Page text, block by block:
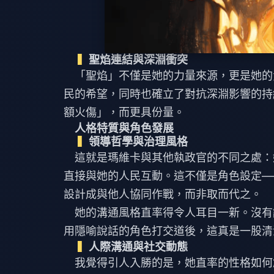
聖焰連結與深淵衝突
「聖焰」不僅是她的力量來源，更是她
民的希望，同時也確立了對抗深淵影響的
額火傷」，而更具份量。
人格特質與角色發展
領導哲學與治理風格
這就是瑪維卡與其他執政官的不同之處
直接與她的人民互動。這不僅是角色設定
設計成與他人協同作戰，而非取而代之。
她的溝通風格直率得令人耳目一新。沒
用隱喻說話的角色打交道後，這真是一股
人際溝通與社交動態
我覺得引人入勝的是，她直率的性格如